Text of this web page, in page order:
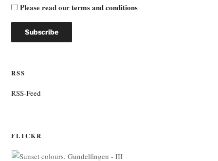
Please read ourterms and conditions
RSS
RSS-Feed
FLICKR